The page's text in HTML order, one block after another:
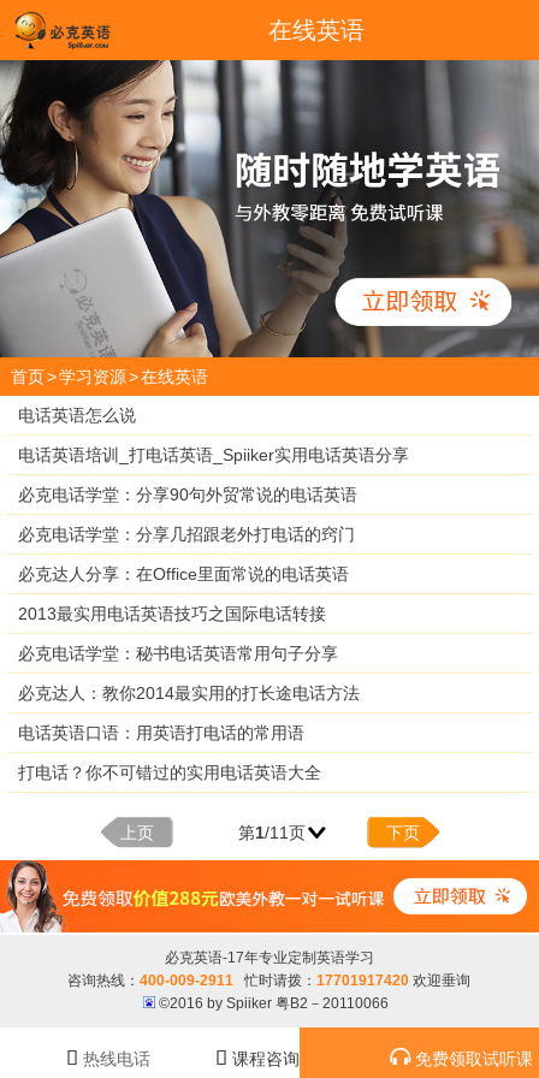
在线英语
首页>学习资源>在线英语
电话英语怎么说
电话英语培训_打电话英语_Spiiker实用电话英语分享
必克电话学堂：分享90句外贸常说的电话英语
必克电话学堂：分享几招跟老外打电话的窍门
必克达人分享：在Office里面常说的电话英语
2013最实用电话英语技巧之国际电话转接
必克电话学堂：秘书电话英语常用句子分享
必克达人：教你2014最实用的打长途电话方法
电话英语口语：用英语打电话的常用语
打电话？你不可错过的实用电话英语大全
上页 第1/11页 下页
必克英语-17年专业定制英语学习
咨询热线：400-009-2911 忙时请拨：17701917420 欢迎垂询
©2016 by Spiiker 粤B2－20110066
 热线电话  课程咨询  免费领取试听课